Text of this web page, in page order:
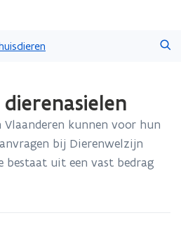
naar
gaan
Vlaanderen kunnen voor hun
bij Dierenwelzijn
bestaat uit een vast bedrag